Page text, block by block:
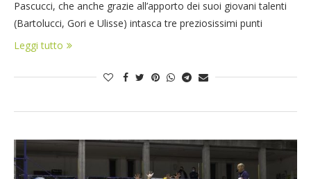
Pascucci, che anche grazie all’apporto dei suoi giovani talenti
(Bartolucci, Gori e Ulisse) intasca tre preziosissimi punti
Leggi tutto